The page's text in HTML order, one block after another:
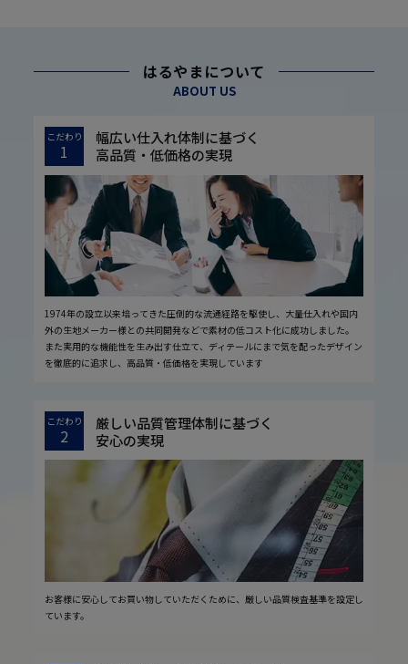
はるやまについて
ABOUT US
こだわり
1
幅広い仕入れ体制に基づく
高品質・低価格の実現
1974年の設立以来培ってきた圧倒的な流通経路を駆使し、大量仕入れや国内
外の生地メーカー様との共同開発などで素材の低コスト化に成功しました。
また実用的な機能性を生み出す仕立て、ディテールにまで気を配ったデザイン
を徹底的に追求し、高品質・低価格を実現しています
こだわり
2
厳しい品質管理体制に基づく
安心の実現
お客様に安心してお買い物していただくために、厳しい品質検査基準を設定し
ています。